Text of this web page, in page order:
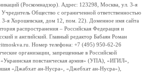
(Роскомнадзор). Адрес: 123298, Москва, ул. 3-я
Общество с ограниченной ответственностью
я Хорошевская, дом 12, пом. 22). Доменное имя сайта
распространения – Российская Федерация и
и английский. Главный редактор Бабаян Роман
Номер телефона: +7 (495) 950-62-26
организации, запрещенные в Российской
повстанческая армия» (УПА), «ИГИЛ»,
«Джабхат ан-Нусра», «Джебхат ан-Нусра»),